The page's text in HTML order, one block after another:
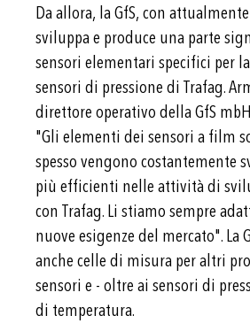
Da allora, la GfS, con
sviluppa e produce una parte
sensori elementari specifici per
sensori di pressione di Trafag.
direttore operativo della GfS
"Gli elementi dei sensori a film
spesso vengono costantemente
più efficienti nelle attività di
con Trafag. Li stiamo sempre
nuove esigenze del mercato". La
anche celle di misura per altri
sensori e - oltre ai sensori di
di temperatura.